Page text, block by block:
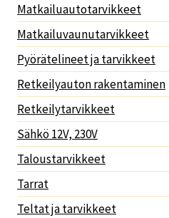
Matkailuautotarvikkeet
Matkailuvaunutarvikkeet
Pyörätelineet ja tarvikkeet
Retkeilyauton rakentaminen
Retkeilytarvikkeet
Sähkö 12V, 230V
Taloustarvikkeet
Tarrat
Teltat ja tarvikkeet